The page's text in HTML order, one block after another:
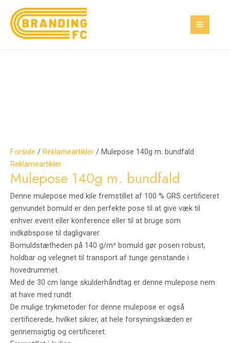
indholdet
Forside / Reklameartikler / Mulepose 140g m. bundfald
Reklameartikler
Mulepose 140g m. bundfald
Denne mulepose med kile fremstillet af 100 % GRS certificeret
genvundet bomuld er den perfekte pose til at give væk til
enhver event eller konference eller til at bruge som
indkøbspose til dagligvarer.
Bomuldstætheden på 140 g/m² bomuld gør posen robust,
holdbar og velegnet til transport af tunge genstande i
hovedrummet.
Med de 30 cm lange skulderhåndtag er denne mulepose nem
at have med rundt.
De mulige trykmetoder for denne mulepose er også
certificerede, hvilket sikrer, at hele forsyningskæden er
gennemsigtig og certificeret.
Mulepose
140g
m.